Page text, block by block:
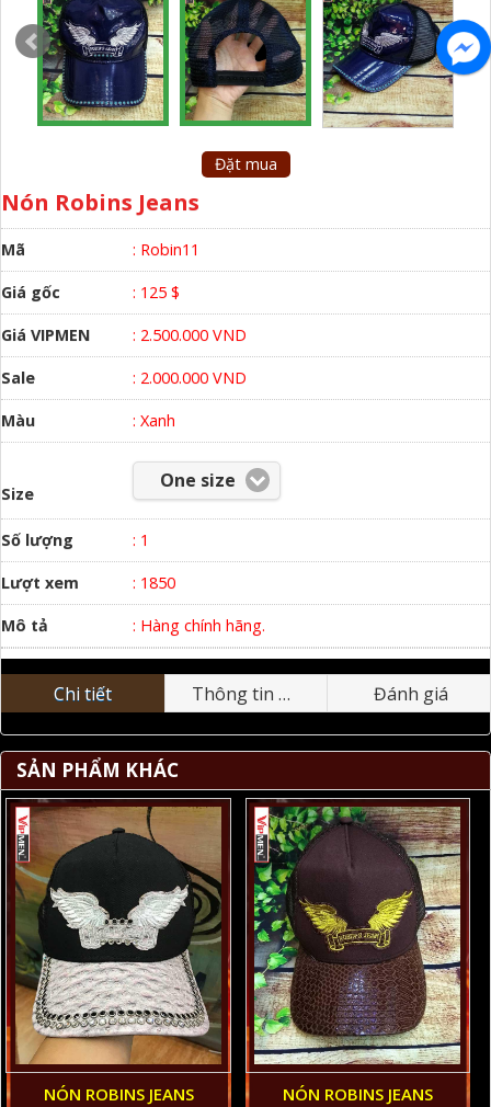
Đặt mua
Nón Robins Jeans
Mã : Robin11
Giá gốc : 125 $
Giá VIPMEN : 2.500.000 VND
Sale : 2.000.000 VND
Màu : Xanh
Size
One size
Số lượng : 1
Lượt xem : 1850
Mô tả : Hàng chính hãng.
Chi tiết Thông tin nhãn hiệu Đánh giá
SẢN PHẨM KHÁC
NÓN ROBINS JEANS NÓN ROBINS JEANS